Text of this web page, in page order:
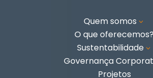
Quem somos 3
O que oferecemos?
Sustentabilidade 3
Governança
Projetos